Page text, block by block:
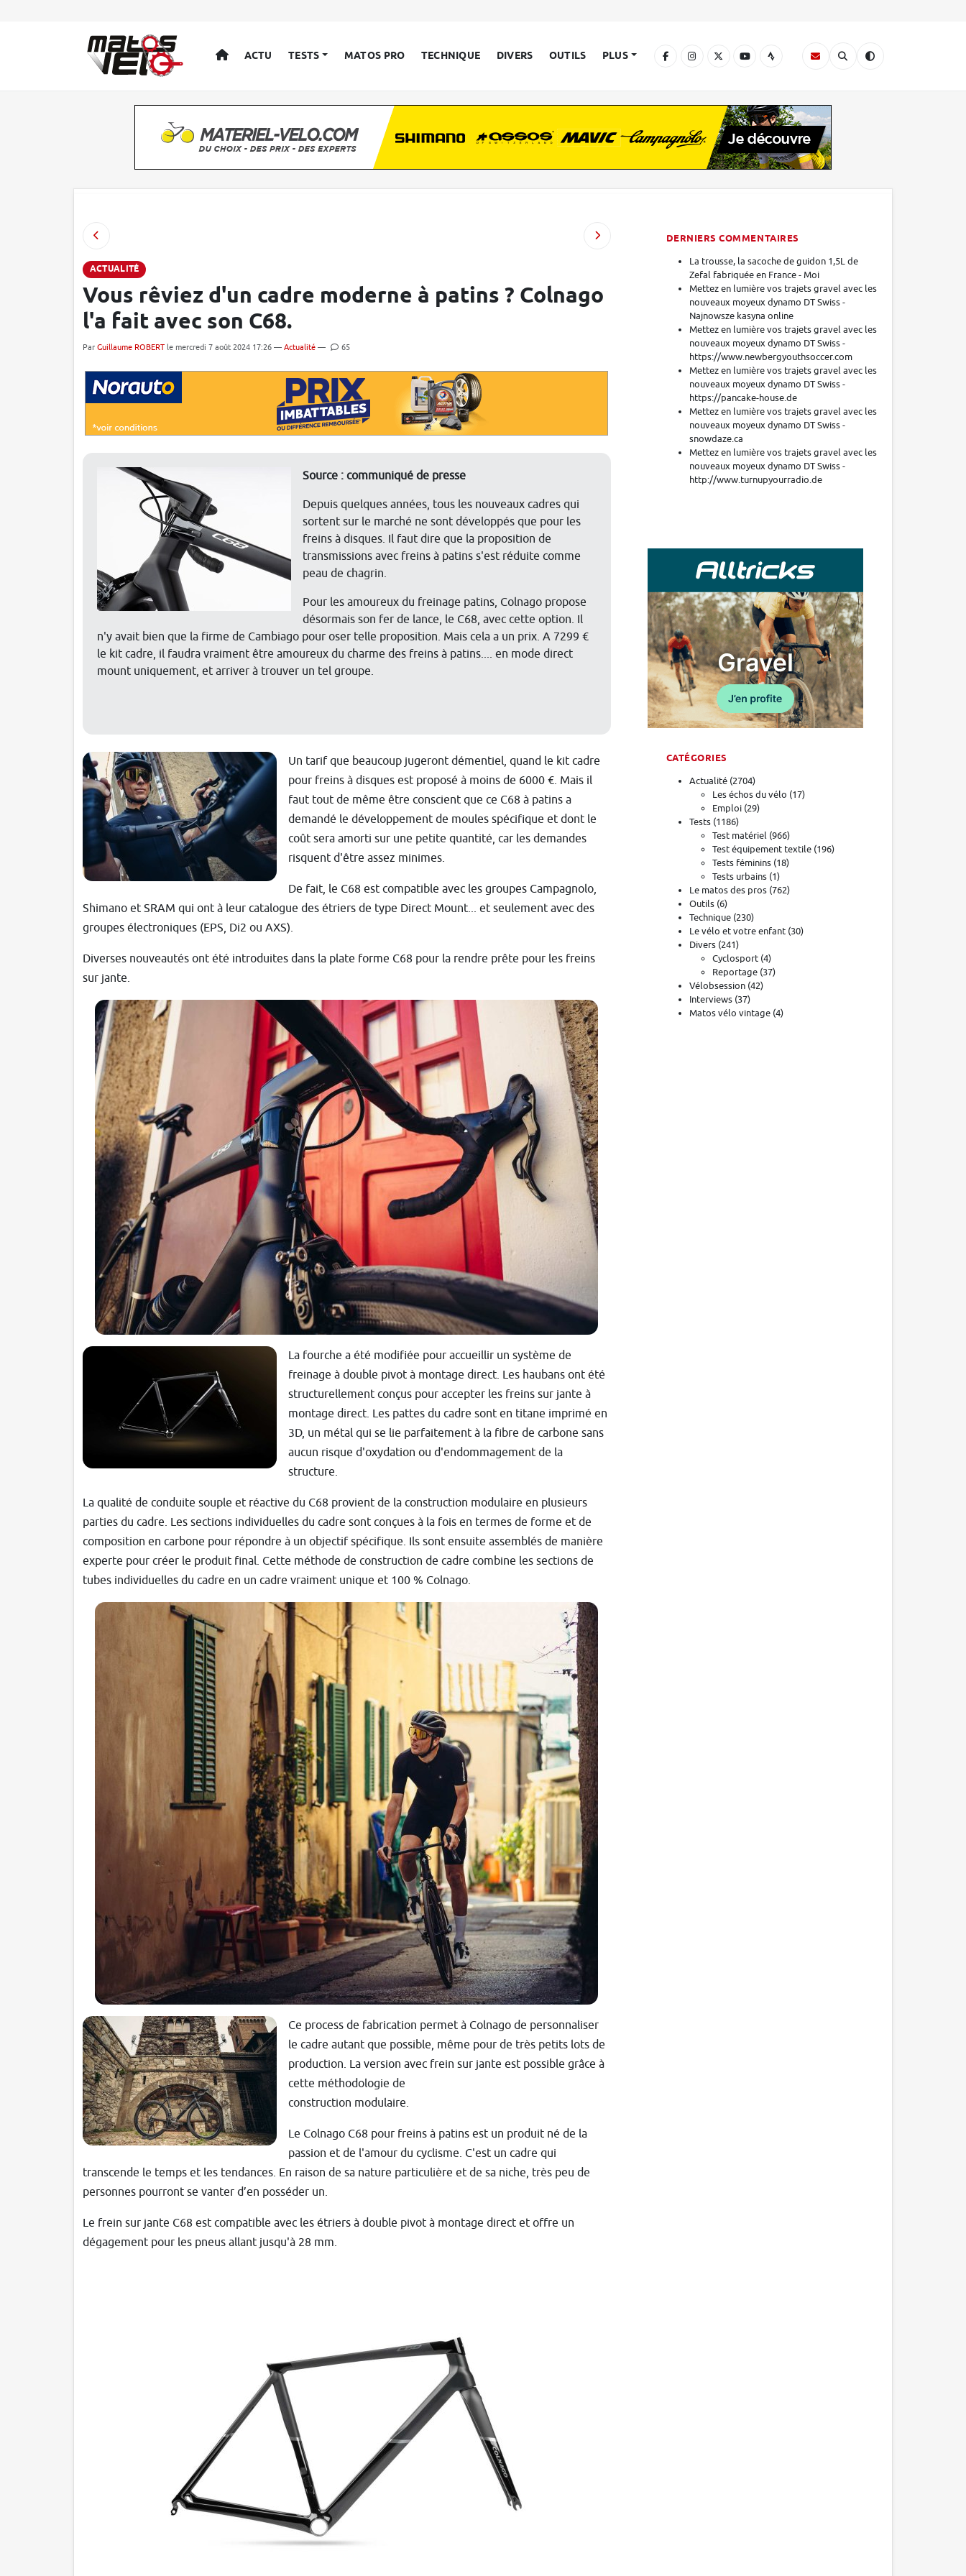
ACCUEIL
ACTU TESTS MATOS PRO TECHNIQUE DIVERS OUTILS PLUS
ACTUALITÉ
Vous rêviez d'un cadre moderne à patins ? Colnago
l'a fait avec son C68.
Par Guillaume ROBERT le mercredi 7 août 2024 17:26 — Actualité — 65
Source : communiqué de presse
Depuis quelques années, tous les nouveaux cadres qui
sortent sur le marché ne sont développés que pour les
freins à disques. Il faut dire que la proposition de
transmissions avec freins à patins s'est réduite comme
peau de chagrin.
Pour les amoureux du freinage patins, Colnago propose
désormais son fer de lance, le C68, avec cette option. Il
n'y avait bien que la firme de Cambiago pour oser telle proposition. Mais cela a un prix. A 7299 €
le kit cadre, il faudra vraiment être amoureux du charme des freins à patins.... en mode direct
mount uniquement, et arriver à trouver un tel groupe.
Un tarif que beaucoup jugeront démentiel, quand le kit cadre
pour freins à disques est proposé à moins de 6000 €. Mais il
faut tout de même être conscient que ce C68 à patins a
demandé le développement de moules spécifique et dont le
coût sera amorti sur une petite quantité, car les demandes
risquent d'être assez minimes.
De fait, le C68 est compatible avec les groupes Campagnolo,
Shimano et SRAM qui ont à leur catalogue des étriers de type Direct Mount... et seulement avec des
groupes électroniques (EPS, Di2 ou AXS).
Diverses nouveautés ont été introduites dans la plate forme C68 pour la rendre prête pour les freins
sur jante.
La fourche a été modifiée pour accueillir un système de
freinage à double pivot à montage direct. Les haubans ont été
structurellement conçus pour accepter les freins sur jante à
montage direct. Les pattes du cadre sont en titane imprimé en
3D, un métal qui se lie parfaitement à la fibre de carbone sans
aucun risque d'oxydation ou d'endommagement de la
structure.
La qualité de conduite souple et réactive du C68 provient de la construction modulaire en plusieurs
parties du cadre. Les sections individuelles du cadre sont conçues à la fois en termes de forme et de
composition en carbone pour répondre à un objectif spécifique. Ils sont ensuite assemblés de manière
experte pour créer le produit final. Cette méthode de construction de cadre combine les sections de
tubes individuelles du cadre en un cadre vraiment unique et 100 % Colnago.
Ce process de fabrication permet à Colnago de personnaliser
le cadre autant que possible, même pour de très petits lots de
production. La version avec frein sur jante est possible grâce à
cette méthodologie de
construction modulaire.
Le Colnago C68 pour freins à patins est un produit né de la
passion et de l'amour du cyclisme. C'est un cadre qui
transcende le temps et les tendances. En raison de sa nature particulière et de sa niche, très peu de
personnes pourront se vanter d’en posséder un.
Le frein sur jante C68 est compatible avec les étriers à double pivot à montage direct et offre un
dégagement pour les pneus allant jusqu'à 28 mm.
DERNIERS COMMENTAIRES
La trousse, la sacoche de guidon 1,5L de
Zefal fabriquée en France - Moi
Mettez en lumière vos trajets gravel avec les
nouveaux moyeux dynamo DT Swiss -
Najnowsze kasyna online
Mettez en lumière vos trajets gravel avec les
nouveaux moyeux dynamo DT Swiss -
https://www.newbergyouthsoccer.com
Mettez en lumière vos trajets gravel avec les
nouveaux moyeux dynamo DT Swiss -
https://pancake-house.de
Mettez en lumière vos trajets gravel avec les
nouveaux moyeux dynamo DT Swiss -
snowdaze.ca
Mettez en lumière vos trajets gravel avec les
nouveaux moyeux dynamo DT Swiss -
http://www.turnupyourradio.de
CATÉGORIES
Actualité (2704)
Les échos du vélo (17)
Emploi (29)
Tests (1186)
Test matériel (966)
Test équipement textile (196)
Tests féminins (18)
Tests urbains (1)
Le matos des pros (762)
Outils (6)
Technique (230)
Le vélo et votre enfant (30)
Divers (241)
Cyclosport (4)
Reportage (37)
Vélobsession (42)
Interviews (37)
Matos vélo vintage (4)